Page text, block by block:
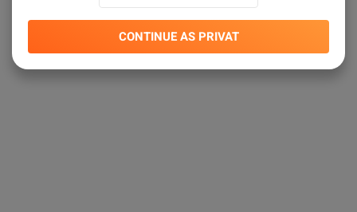
CONTINUE AS PRIVAT